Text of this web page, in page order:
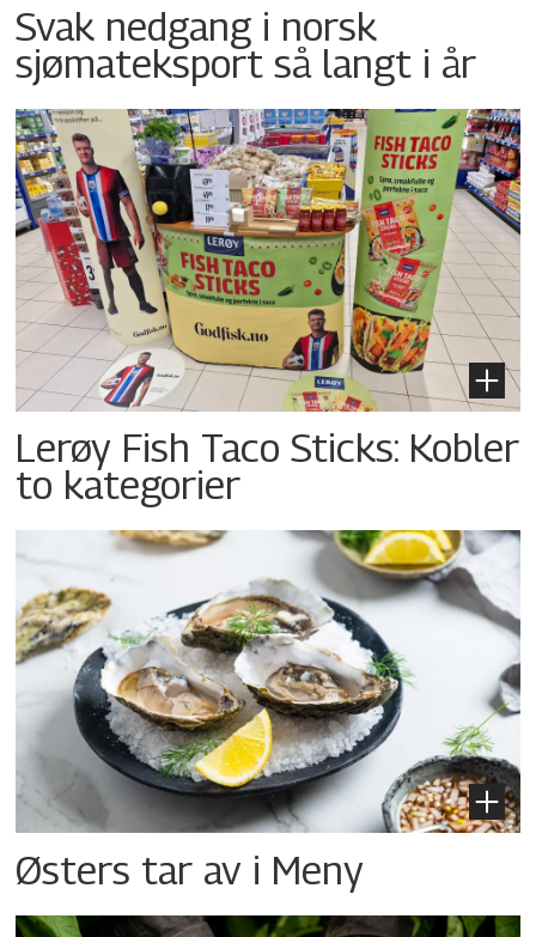
Svak nedgang i norsk
sjømateksport så langt i år
Lerøy Fish Taco Sticks: Kobler
to kategorier
Østers tar av i Meny